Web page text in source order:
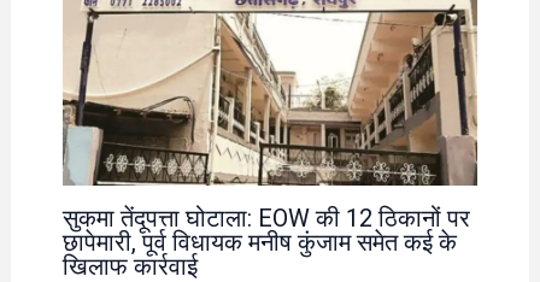
सुकमा तेंदूपत्ता घोटाला: EOW की 12 ठिकानों पर
छापेमारी, पूर्व विधायक मनीष कुंजाम समेत कई के
खिलाफ कार्रवाई